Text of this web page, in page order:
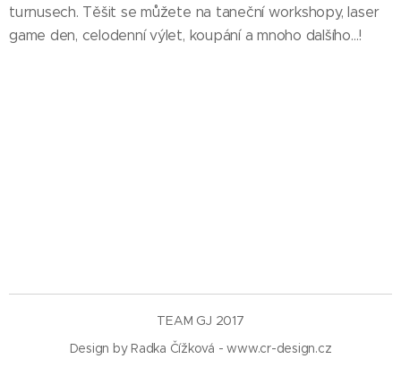
turnusech. Těšit se můžete na taneční workshopy, laser
game den, celodenní výlet, koupání a mnoho dalšího...!
TEAM GJ 2017
Design by Radka Čížková - www.cr-design.cz